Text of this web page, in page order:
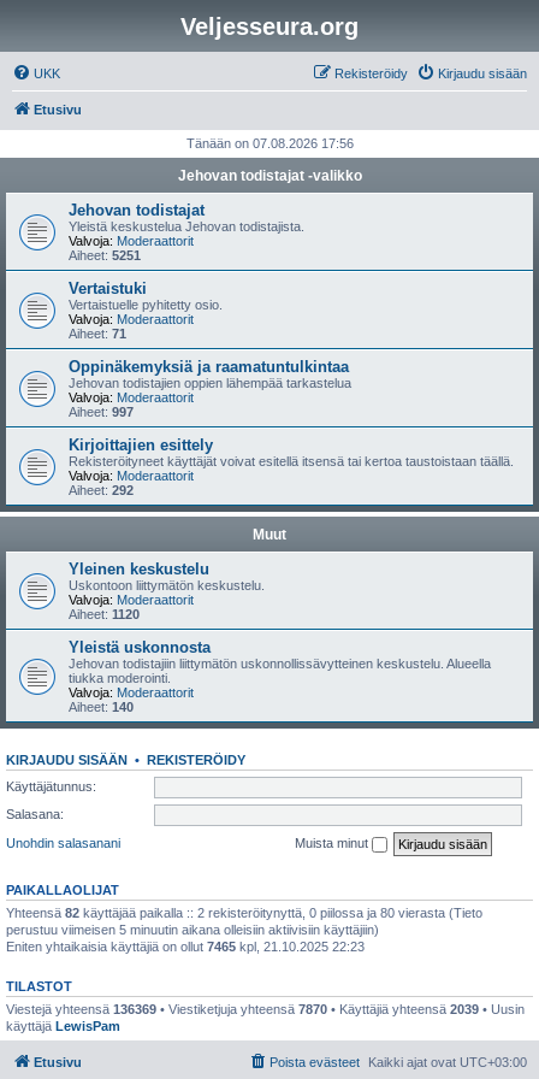
Veljesseura.org
UKK Kirjaudu sisään
Rekisteröidy
Etusivu
Tänään on 07.08.2026 17:56
Jehovan todistajat -valikko
Jehovan todistajat
Yleistä keskustelua Jehovan todistajista.
Valvoja: Moderaattorit
Aiheet: 5251
Vertaistuki
Vertaistuelle pyhitetty osio.
Valvoja: Moderaattorit
Aiheet: 71
Oppinäkemyksiä ja raamatuntulkintaa
Jehovan todistajien oppien lähempää tarkastelua
Valvoja: Moderaattorit
Aiheet: 997
Kirjoittajien esittely
Rekisteröityneet käyttäjät voivat esitellä itsensä tai kertoa taustoistaan täällä.
Valvoja: Moderaattorit
Aiheet: 292
Muut
Yleinen keskustelu
Uskontoon liittymätön keskustelu.
Valvoja: Moderaattorit
Aiheet: 1120
Yleistä uskonnosta
Jehovan todistajiin liittymätön uskonnollissävytteinen keskustelu. Alueella
tiukka moderointi.
Valvoja: Moderaattorit
Aiheet: 140
KIRJAUDU SISÄÄN • REKISTERÖIDY
Käyttäjätunnus:
Salasana:
Unohdin salasanani
Muista minut
PAIKALLAOLIJAT
Yhteensä 82 käyttäjää paikalla :: 2 rekisteröitynyttä, 0 piilossa ja 80 vierasta (Tieto
perustuu viimeisen 5 minuutin aikana olleisiin aktiivisiin käyttäjiin)
Eniten yhtaikaisia käyttäjiä on ollut 7465 kpl, 21.10.2025 22:23
TILASTOT
Viestejä yhteensä 136369 • Viestiketjuja yhteensä 7870 • Käyttäjiä yhteensä 2039 • Uusin
käyttäjä LewisPam
Etusivu Kaikki ajat ovat UTC+03:00
Poista evästeet